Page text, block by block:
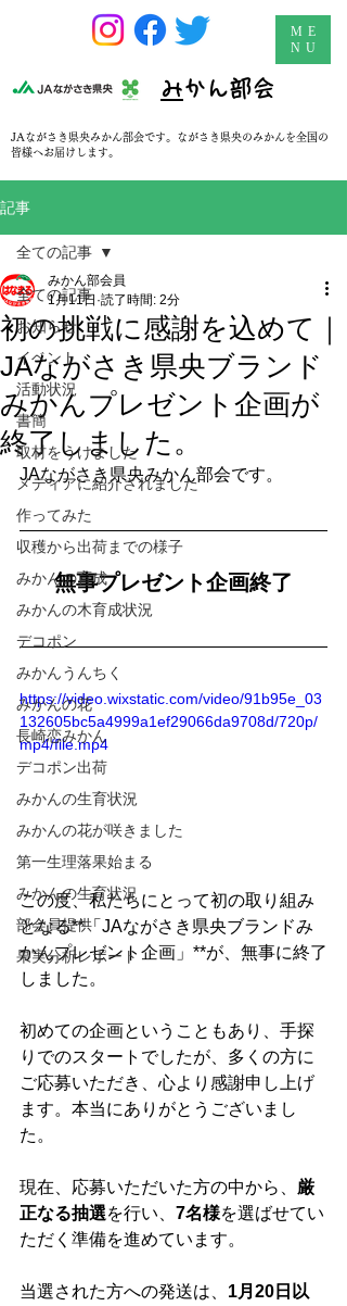
​みかん部会
ME
NU
JAながさき県央みかん部会です。ながさき県央のみかんを全国の
皆様へお届けします。
記事
全ての記事
お知らせ
イベント
活動状況
書簡
取材をうけました
メディアに紹介されました
作ってみた
収穫から出荷までの様子
みかんの育成
みかんの木育成状況
デコポン
みかんうんちく
みかんの花
長崎恋みかん
デコポン出荷
みかんの生育状況
みかんの花が咲きました
第一生理落果始まる
みかんの生育状況
部会員提供
果実分析レポート
全ての記事
初の挑戦に感謝を込めて｜
JAながさき県央ブランド
みかんプレゼント企画が
終了しました。
みかん部会員
1月11日 読了時間: 2分
JAながさき県央みかん部会です。
無事プレゼント企画終了
https://video.wixstatic.com/video/91b95e_03
132605bc5a4999a1ef29066da9708d/720p/
mp4/file.mp4
この度、私たちにとって初の取り組み
となる**「JAながさき県央ブランドみ
かんプレゼント企画」**が、無事に終了
しました。
初めての企画ということもあり、手探
りでのスタートでしたが、多くの方に
ご応募いただき、心より感謝申し上げ
ます。本当にありがとうございまし
た。
現在、応募いただいた方の中から、 厳
正なる抽選を行い、 7名様を選ばせてい
ただく準備を進めています。
当選された方への発送は、 1月20日以